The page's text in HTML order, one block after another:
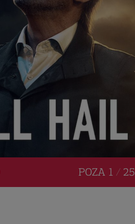
POZA 1 / 25